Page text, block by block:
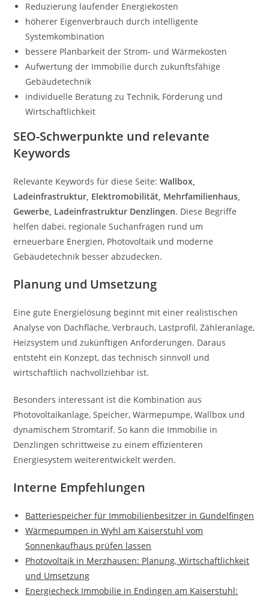
Reduzierung laufender Energiekosten
höherer Eigenverbrauch durch intelligente
Systemkombination
bessere Planbarkeit der Strom- und Wärmekosten
Aufwertung der Immobilie durch zukunftsfähige
Gebäudetechnik
individuelle Beratung zu Technik, Förderung und
Wirtschaftlichkeit
SEO-Schwerpunkte und relevante
Keywords
Relevante Keywords für diese Seite:Wallbox,
Ladeinfrastruktur, Elektromobilität, Mehrfamilienhaus,
Gewerbe, Ladeinfrastruktur Denzlingen. Diese Begriffe
helfen dabei, regionale Suchanfragen rund um
erneuerbare Energien, Photovoltaik und moderne
Gebäudetechnik besser abzudecken.
Planung und Umsetzung
Eine gute Energielösung beginnt mit einer realistischen
Analyse von Dachfläche, Verbrauch, Lastprofil, Zähleranlage,
Heizsystem und zukünftigen Anforderungen. Daraus
entsteht ein Konzept, das technisch sinnvoll und
wirtschaftlich nachvollziehbar ist.
Besonders interessant ist die Kombination aus
Photovoltaikanlage, Speicher, Wärmepumpe, Wallbox und
dynamischem Stromtarif. So kann die Immobilie in
Denzlingen schrittweise zu einem effizienteren
Energiesystem weiterentwickelt werden.
Interne Empfehlungen
Batteriespeicher für Immobilienbesitzer in Gundelfingen
Wärmepumpen in Wyhl am Kaiserstuhl vom
Sonnenkaufhaus prüfen lassen
Photovoltaik in Merzhausen: Planung, Wirtschaftlichkeit
und Umsetzung
Energiecheck Immobilie in Endingen am Kaiserstuhl: